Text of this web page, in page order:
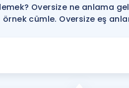
Oversize ne anlama
örnek cümle. Oversize eş